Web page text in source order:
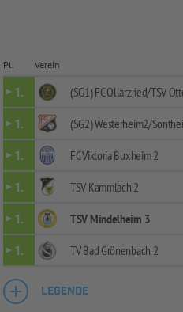
Pl. Verein
1. (SG1) FC Ollarzried/TSV
1.
(SG2) Westerheim2/
1.
FC Viktoria Buxheim 2
1.
TSV Kammlach 2
1.
TSV Mindelheim 3
1.
TV Bad Grönenbach 2
LEGENDE